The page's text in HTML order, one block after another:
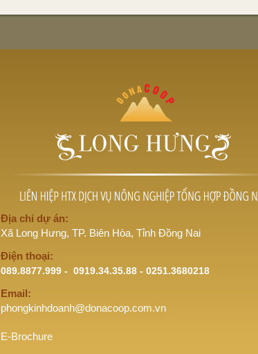
Địa chỉ dự án:
Xã Long Hưng, TP. Biên Hòa, Tỉnh Đồng Nai
Điện thoại:
089.8877.999 - 0919.34.35.88 - 0251.3680218
Email:
phongkinhdoanh@donacoop.com.vn
E-Brochure